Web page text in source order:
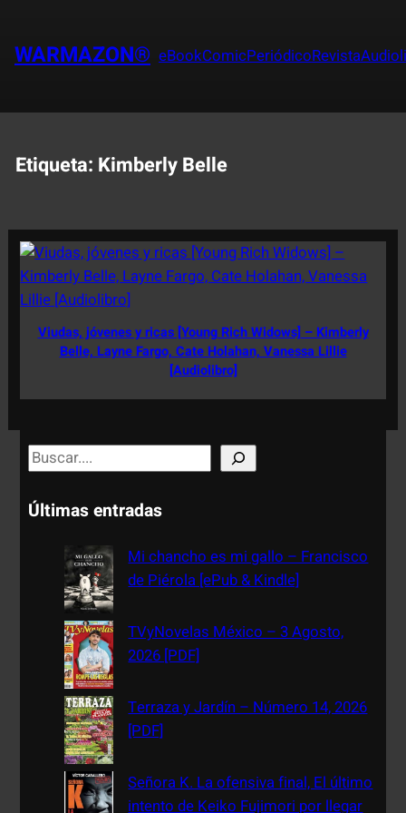
contenido
WARMAZON® eBookComicPeriódicoRevista
Etiqueta: Kimberly Belle
Viudas, jóvenes y ricas [Young Rich Widows] – Kimberly
Belle, Layne Fargo, Cate Holahan, Vanessa Lillie
[Audiolibro]
S
e
a
Últimas entradas
Mi chancho es mi gallo – Francisco
de Piérola [ePub & Kindle]
TVyNovelas México – 3 Agosto,
2026 [PDF]
Terraza y Jardín – Número 14, 2026
[PDF]
Señora K. La ofensiva final, El último
intento de Keiko Fujimori por llegar